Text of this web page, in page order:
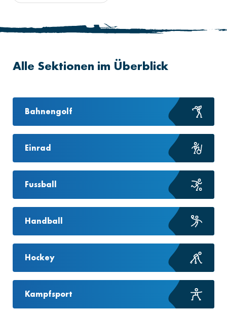
Alle Sektionen im Überblick
Bahnengolf
Einrad
Fussball
Handball
Hockey
Kampfsport